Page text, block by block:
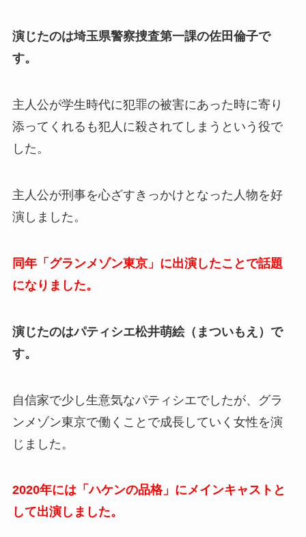
演じたのは埼玉県警察捜査第一課の佐田倫子で
す。
主人公が学生時代に犯罪の被害にあった時に寄り
添ってくれるも犯人に殺されてしまうという役で
した。
主人公が刑事を心ざすきっかけとなった人物を好
演しました。
同年「グランメゾン東京」に出演したことで話題
になりました。
演じたのはパティシエ松井萌絵（まついもえ）で
す。
自信家で少し生意気なパティシエでしたが、グラ
ンメゾン東京で働くことで成長していく女性を演
じました。
2020年には「ハケンの品格」にメインキャストと
して出演しました。